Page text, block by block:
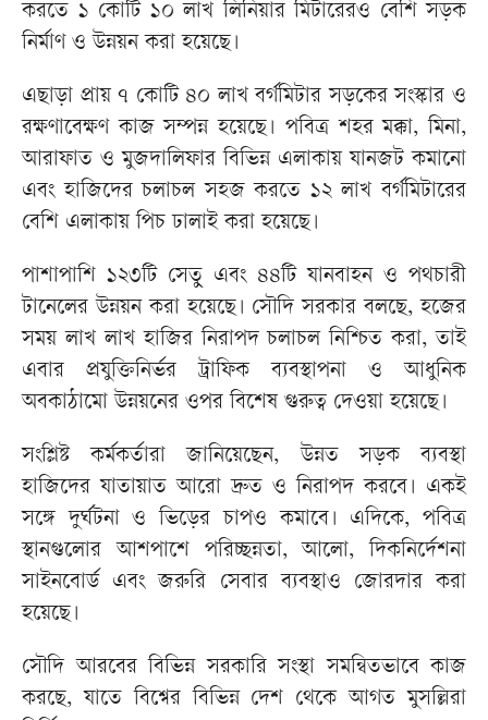
করতে ১ কোটি ১০ লাখ লিনিয়ার মিটারেরও বেশি সড়ক
নির্মাণ ও উন্নয়ন করা হয়েছে।
এছাড়া প্রায় ৭ কোটি ৪০ লাখ বর্গমিটার সড়কের সংস্কার ও
রক্ষণাবেক্ষণ কাজ সম্পন্ন হয়েছে। পবিত্র শহর মক্কা, মিনা,
আরাফাত ও মুজদালিফার বিভিন্ন এলাকায় যানজট কমানো
এবং হাজিদের চলাচল সহজ করতে ১২ লাখ বর্গমিটারের
বেশি এলাকায় পিচ ঢালাই করা হয়েছে।
পাশাপাশি ১২৩টি সেতু এবং ৪৪টি যানবাহন ও পথচারী
টানেলের উন্নয়ন করা হয়েছে। সৌদি সরকার বলছে, হজের
সময় লাখ লাখ হাজির নিরাপদ চলাচল নিশ্চিত করা, তাই
এবার প্রযুক্তিনির্ভর ট্রাফিক ব্যবস্থাপনা ও আধুনিক
অবকাঠামো উন্নয়নের ওপর বিশেষ গুরুত্ব দেওয়া হয়েছে।
সংশ্লিষ্ট কর্মকর্তারা জানিয়েছেন, উন্নত সড়ক ব্যবস্থা
হাজিদের যাতায়াত আরো দ্রুত ও নিরাপদ করবে। একই
সঙ্গে দুর্ঘটনা ও ভিড়ের চাপও কমাবে। এদিকে, পবিত্র
স্থানগুলোর আশপাশে পরিচ্ছন্নতা, আলো, দিকনির্দেশনা
সাইনবোর্ড এবং জরুরি সেবার ব্যবস্থাও জোরদার করা
হয়েছে।
সৌদি আরবের বিভিন্ন সরকারি সংস্থা সমন্বিতভাবে কাজ
করছে, যাতে বিশ্বের বিভিন্ন দেশ থেকে আগত মুসল্লিরা